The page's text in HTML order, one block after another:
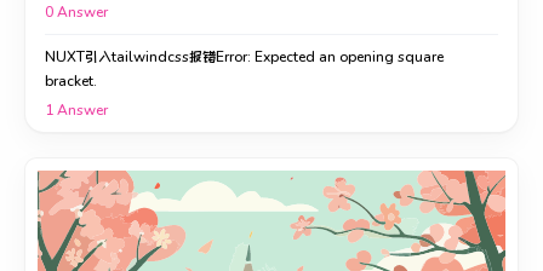
0Answer
NUXT引入tailwindcss报错Error: Expected an opening square
bracket.
1Answer